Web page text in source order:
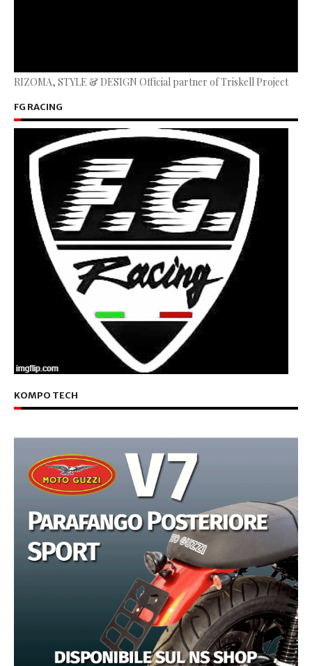
RIZOMA, STYLE & DESIGN Official partner of Triskell Project
FG RACING
KOMPO TECH